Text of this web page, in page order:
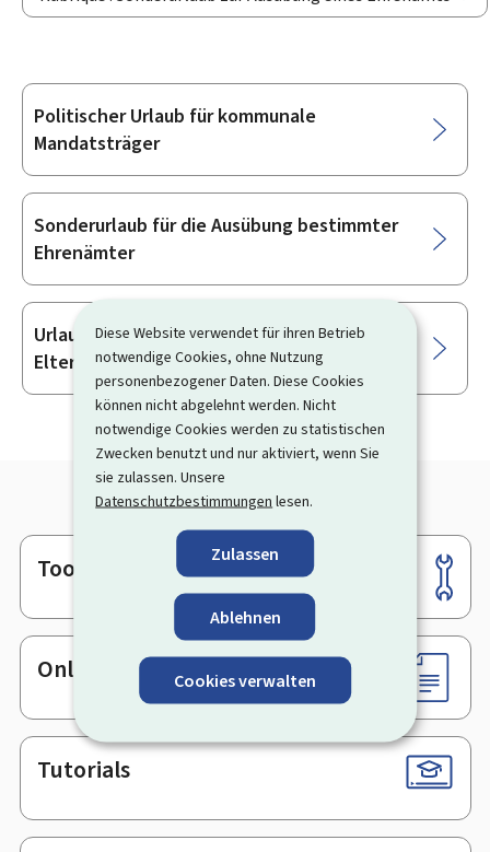
Diese Website verwendet für ihren Betrieb
notwendige Cookies, ohne Nutzung
personenbezogener Daten. Diese Cookies
können nicht abgelehnt werden. Nicht
notwendige Cookies werden zu statistischen
Zwecken benutzt und nur aktiviert, wenn Sie
sie zulassen. Unsere
Datenschutzbestimmungen lesen.
Zulassen
Ablehnen
Cookies verwalten
Unterrubriken
Politischer Urlaub für kommunale
Mandatsträger
Sonderurlaub für die Ausübung bestimmter
Ehrenämter
Urlaub im Rahmen der nationalen
Elternvertretung
Footer
Tools
Online-Dienste & Formulare
Tutorials